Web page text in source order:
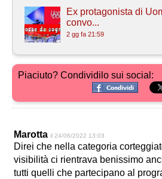
Ex protagonista di
convo...
2 gg fa 21:59
Piaciuto? Condividilo sui social:
Marotta il 24/06/2022 13:03
Direi che nella categoria
visibilità ci rientrava benissimo
tutti quelli che partecipano al